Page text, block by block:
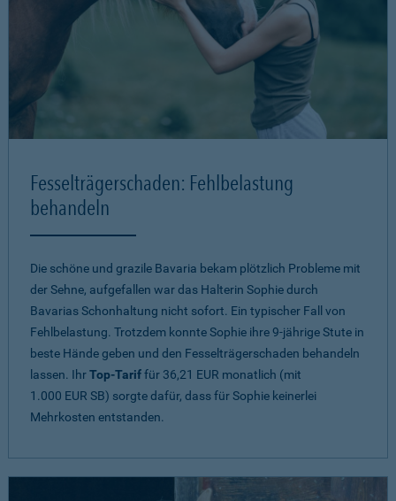
Fesselträgerschaden: Fehlbelastung
behandeln
Die schöne und grazile Bavaria bekam plötzlich Probleme mit
der Sehne, aufgefallen war das Halterin Sophie durch
Bavarias Schonhaltung nicht sofort. Ein typischer Fall von
Fehlbelastung. Trotzdem konnte Sophie ihre 9-jährige Stute in
beste Hände geben und den Fesselträgerschaden behandeln
lassen. IhrTop-Tariffür 36,21 EUR monatlich (mit
1.000 EUR SB) sorgte dafür, dass für Sophie keinerlei
Mehrkosten entstanden.